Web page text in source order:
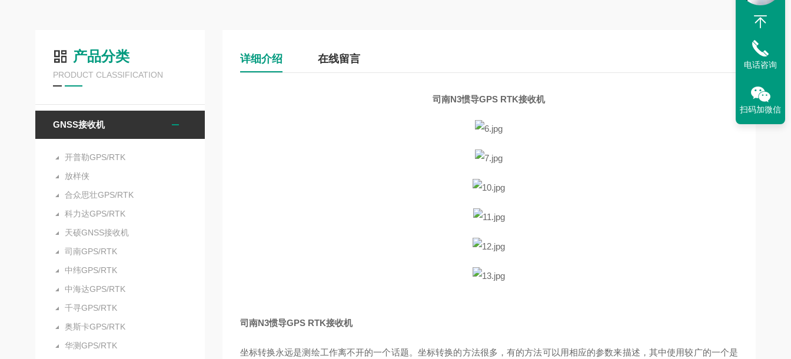
产品分类
PRODUCT CLASSIFICATION
GNSS接收机
开普勒GPS/RTK
放样侠
合众思壮GPS/RTK
科力达GPS/RTK
天硕GNSS接收机
司南GPS/RTK
中纬GPS/RTK
中海达GPS/RTK
千寻GPS/RTK
奥斯卡GPS/RTK
华测GPS/RTK
详细介绍 在线留言
司南N3惯导GPS RTK接收机
司南N3惯导GPS RTK接收机
坐标转换永远是测绘工作离不开的一个话题。坐标转换的方法很多，有的方法可以用相应的参数来描述，其中使用较广的一个是
电话咨询
扫码加微信